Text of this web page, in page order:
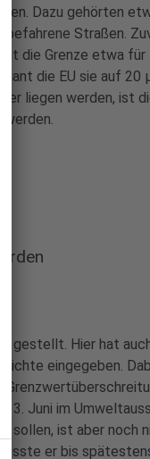
Dazu gehörten
Straßen.
die Grenze etwa für
die EU sie auf 20
liegen werden, ist
werden.
gestellt. Hier hat
eingegeben.
3. Juni im
sollen, ist aber noch
er bis